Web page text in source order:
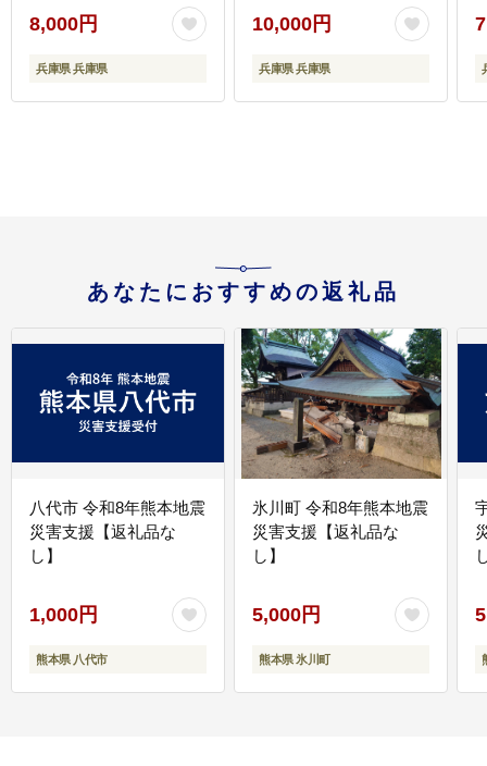
8,000円
兵庫県 兵庫県
10,000円
兵庫県 兵庫県
あなたにおすすめの返礼品
八代市 令和8年熊本地震
災害支援【返礼品な
し】
1,000円
熊本県 八代市
氷川町 令和8年熊本地震
災害支援【返礼品な
し】
5,000円
熊本県 氷川町